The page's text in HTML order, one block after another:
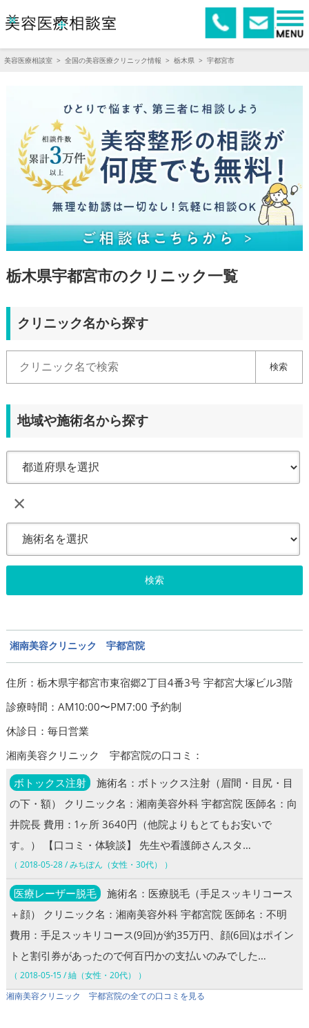
美容医療相談室 > 全国の美容医療クリニック情報 > 栃木県 > 宇都宮市
栃木県宇都宮市のクリニック一覧
クリニック名から探す
検索
地域や施術名から探す
×
検索
湘南美容クリニック 宇都宮院
住所：栃木県宇都宮市東宿郷2丁目4番3号 宇都宮大塚ビル3階
診療時間：AM10:00〜PM7:00 予約制
休診日：毎日営業
湘南美容クリニック 宇都宮院の口コミ：
ボトックス注射
施術名：ボトックス注射（眉間・目尻・目
の下・額） クリニック名：湘南美容外科 宇都宮院 医師名：向
井院長 費用：1ヶ所 3640円（他院よりもとてもお安いで
す。） 【口コミ・体験談】 先生や看護師さんスタ…
（ 2018-05-28 / みちぽん（女性・30代） ）
医療レーザー脱毛
施術名：医療脱毛（手足スッキリコース
＋顔） クリニック名：湘南美容外科 宇都宮院 医師名：不明
費用：手足スッキリコース(9回)が約35万円、顔(6回)はポイン
トと割引券があったので何百円かの支払いのみでした…
（ 2018-05-15 / 紬（女性・20代） ）
湘南美容クリニック 宇都宮院の全ての口コミを見る